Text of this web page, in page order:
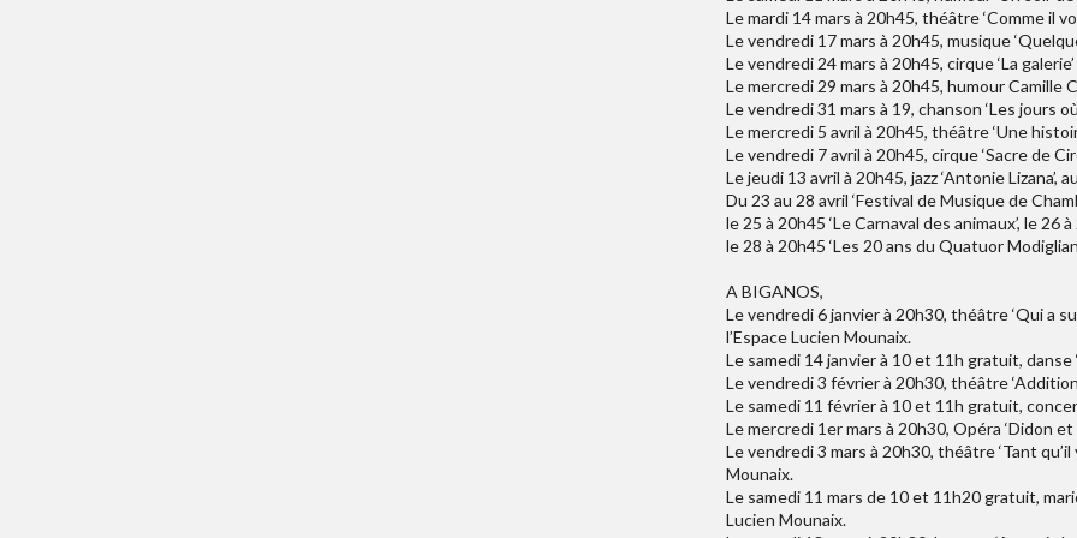
Le mardi 14 mars à 20h45, théâtre ‘Comme il
Le vendredi 17 mars à 20h45, musique
Le vendredi 24 mars à 20h45, cirque ‘La
Le mercredi 29 mars à 20h45, humour Camille
Le vendredi 31 mars à 19, chanson ‘Les jours
Le mercredi 5 avril à 20h45, théâtre ‘Une
Le vendredi 7 avril à 20h45, cirque ‘Sacre de
Le jeudi 13 avril à 20h45, jazz ‘Antonie Lizana’,
Du 23 au 28 avril ‘Festival de Musique de
le 25 à 20h45 ‘Le Carnaval des animaux’, le 26
le 28 à 20h45 ‘Les 20 ans du Quatuor
A BIGANOS,
Le vendredi 6 janvier à 20h30, théâtre ‘Qui a
l’Espace Lucien Mounaix.
Le samedi 14 janvier à 10 et 11h gratuit, danse
Le vendredi 3 février à 20h30, théâtre
Le samedi 11 février à 10 et 11h gratuit, concert
Le mercredi 1er mars à 20h30, Opéra ‘Didon
Le vendredi 3 mars à 20h30, théâtre ‘Tant
Mounaix.
Le samedi 11 mars de 10 et 11h20 gratuit,
Lucien Mounaix.